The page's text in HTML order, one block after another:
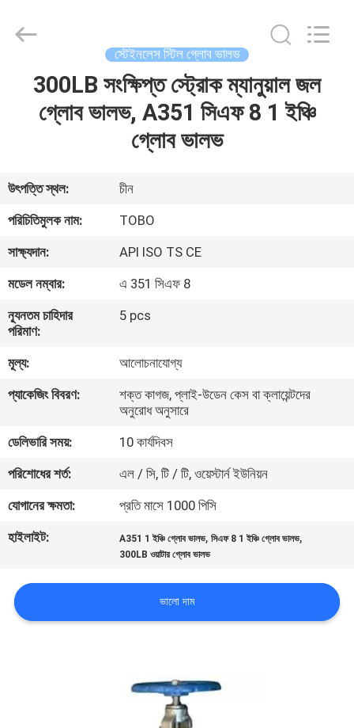
আমাদের
সম্পর্কে
কারখানা
ভ্রমণ
নিয়ন্ত্রণ
করুন
খবর
জন্য
আবেদন
GROUP
CHINA.
Reserved.
স্টেইনলেস স্টিল গ্লোব ভালভ
300LB সংক্ষিপ্ত স্ট্রোক ম্যানুয়াল জল
গ্লোব ভালভ, A351 সিএফ 8 1 ইঞ্চি
গ্লোব ভালভ
উৎপত্তি স্থল:
চীন
পরিচিতিমুলক নাম:
TOBO
সাক্ষ্যদান:
API ISO TS CE
মডেল নম্বার:
এ 351 সিএফ 8
ন্যূনতম চাহিদার
পরিমাণ:
5 pcs
মূল্য:
আলোচনাযোগ্য
প্যাকেজিং বিবরণ:
শক্ত কাগজ, প্লাই-উডেন কেস বা ক্লায়েন্টদের
অনুরোধ অনুসারে
ডেলিভারি সময়:
10 কার্যদিবস
পরিশোধের শর্ত:
এল / সি, টি / টি, ওয়েস্টার্ন ইউনিয়ন
যোগানের ক্ষমতা:
প্রতি মাসে 1000 পিসি
হাইলাইট:
A351 1 ইঞ্চি গ্লোব ভালভ,সিএফ 8 1 ইঞ্চি গ্লোব ভালভ,
300LB ওয়াটার গ্লোব ভালভ
ভালো দাম